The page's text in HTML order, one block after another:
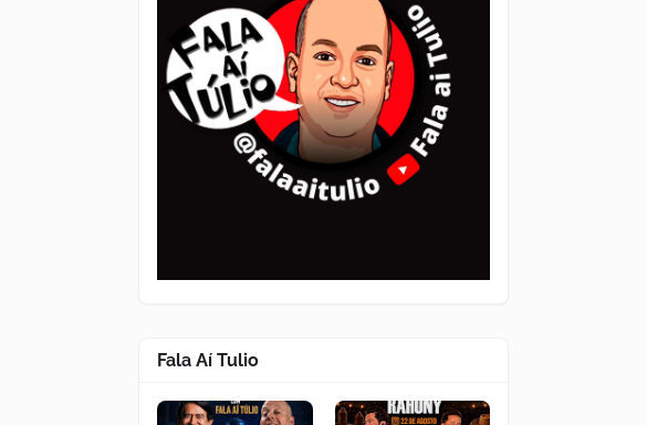
Fala Aí Tulio